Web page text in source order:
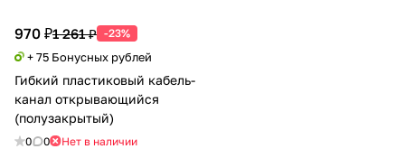
970 ₽1 261 ₽ -23%
+ 75 Бонусных рублей
Гибкий пластиковый кабель-
канал открывающийся
(полузакрытый)
0 0 Нет в наличии